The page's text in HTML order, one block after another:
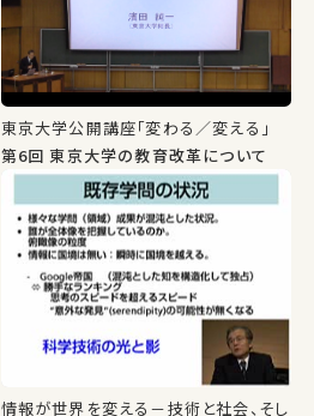
東京大学公開講座「変わる／変える」
第6回 東京大学の教育改革について
情報が世界を変える－技術と社会、そし